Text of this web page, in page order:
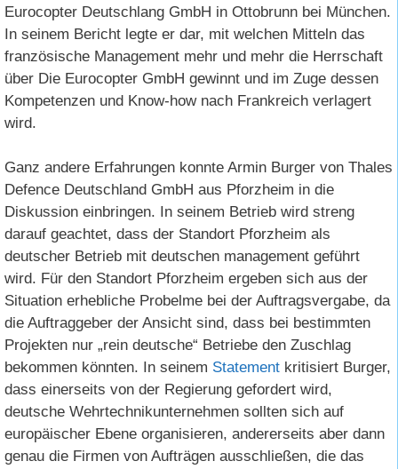
Eurocopter Deutschlang GmbH in Ottobrunn bei München.
In seinem Bericht legte er dar, mit welchen Mitteln das
französische Management mehr und mehr die Herrschaft
über Die Eurocopter GmbH gewinnt und im Zuge dessen
Kompetenzen und Know-how nach Frankreich verlagert
wird.
Ganz andere Erfahrungen konnte Armin Burger von Thales
Defence Deutschland GmbH aus Pforzheim in die
Diskussion einbringen. In seinem Betrieb wird streng
darauf geachtet, dass der Standort Pforzheim als
deutscher Betrieb mit deutschen management geführt
wird. Für den Standort Pforzheim ergeben sich aus der
Situation erhebliche Probelme bei der Auftragsvergabe, da
die Auftraggeber der Ansicht sind, dass bei bestimmten
Projekten nur „rein deutsche“ Betriebe den Zuschlag
bekommen könnten. In seinem Statement kritisiert Burger,
dass einerseits von der Regierung gefordert wird,
deutsche Wehrtechnikunternehmen sollten sich auf
europäischer Ebene organisieren, andererseits aber dann
genau die Firmen von Aufträgen ausschließen, die das